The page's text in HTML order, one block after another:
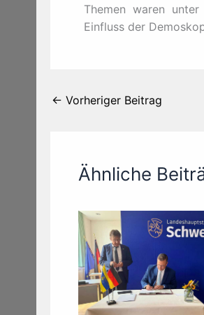
Themen waren
Einfluss der
← Vorheriger Beitrag
Ähnliche